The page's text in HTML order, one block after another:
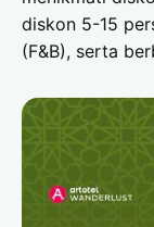
diskon 5-15
(F&B), serta